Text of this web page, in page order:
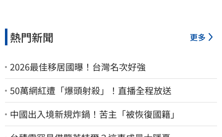
熱門新聞 更多
2026最佳移居國曝！台灣名次好強
50萬網紅遭「爆頭射殺」！直播全程放送
中國出入境新規炸鍋！苦主「被恢復國籍」